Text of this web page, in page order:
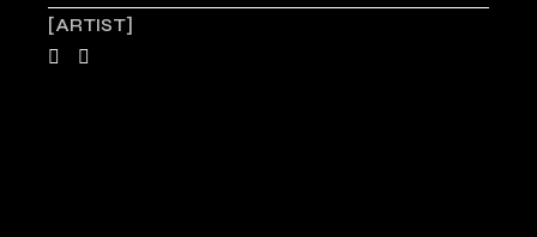
ARTIST